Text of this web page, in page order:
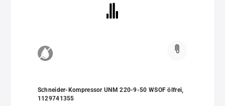
Schneider-Kompressor UNM 220-9-50 WSOF ölfrei,
1129741355